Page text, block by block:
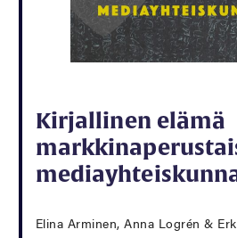
Kirjallinen elämä
Elina Arminen, Anna Logrén &